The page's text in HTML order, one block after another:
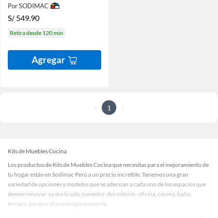
Por SODIMAC
S/ 549.90
Retira desde 120 min
Agregar
1
Kits de Muebles Cocina
Los productos de Kits de Muebles Cocina que necesitas para el mejoramiento de
tu hogar están en Sodimac Perú a un precio increíble. Tenemos una gran
variedad de opciones y modelos que se adecúan a cada uno de los espacios que
desees renovar, ya sea la sala, comedor, dormitorio, oficina, cocina, baño,
terraza, garaje o el que tengas en mente.